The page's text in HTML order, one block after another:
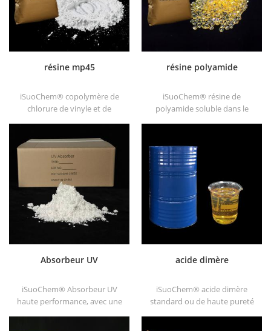
résine mp45
iSuoChem® copolymère de
chlorure de vinyle et de
bon type de liant chloré et
développé pour l'encre
d'imprimerie et les peintures
anticorrosives épaisses.
résine polyamide
iSuoChem® résine de
polyamide soluble dans le
dt501, dt501h, dt508, dt588 et
dt556 .
Absorbeur UV
iSuoChem® Absorbeur UV
haute performance, avec une
acide dimère
iSuoChem® acide dimère
standard ou de haute pureté